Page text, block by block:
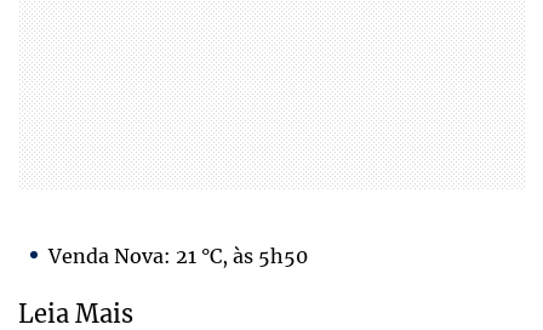
Venda Nova: 21 °C, às 5h50
Leia Mais